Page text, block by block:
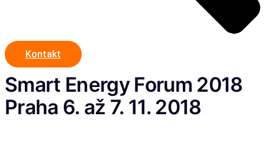
Kontakt
Smart Energy Forum 2018
Praha 6. až 7. 11. 2018